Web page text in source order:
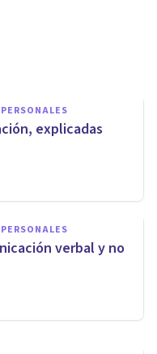
explicadas
verbal y no
y el
crece